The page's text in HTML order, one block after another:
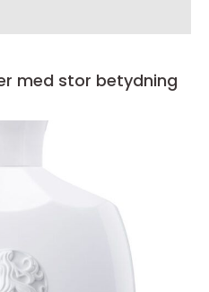
skatter med stor betydning